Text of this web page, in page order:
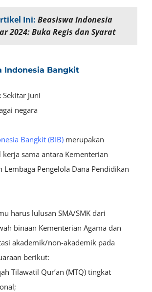
Ini: Beasiswa Indonesia
2024: Buka Regis dan Syarat
Indonesia Bangkit
Sekitar Juni
negara
Bangkit (BIB) merupakan
kerja sama antara Kementerian
Lembaga Pengelola Dana Pendidikan
harus lulusan SMA/SMK dari
binaan Kementerian Agama dan
akademik/non-akademik pada
berikut:
Tilawatil Qur’an (MTQ) tingkat